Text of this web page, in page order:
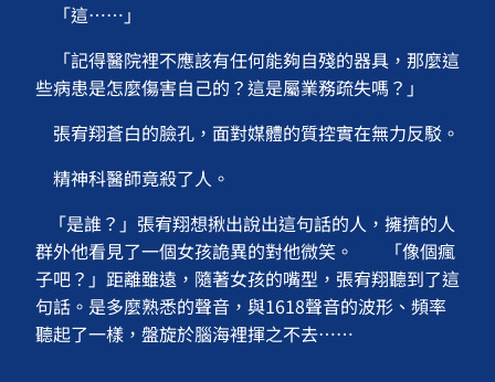
「這⋯⋯」
「記得醫院裡不應該有任何能夠自殘的器具，那麼這
些病患是怎麼傷害自己的？這是屬業務疏失嗎？」
張宥翔蒼白的臉孔，面對媒體的質控實在無力反駁。
精神科醫師竟殺了人。
「是誰？」張宥翔想揪出說出這句話的人，擁擠的人
群外他看見了一個女孩詭異的對他微笑。 「像個瘋
子吧？」距離雖遠，隨著女孩的嘴型，張宥翔聽到了這
句話。是多麼熟悉的聲音，與1618聲音的波形、頻率
聽起了一樣，盤旋於腦海裡揮之不去⋯⋯